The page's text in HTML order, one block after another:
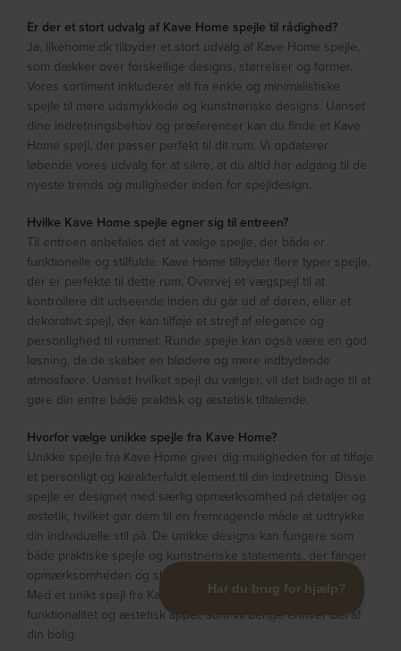
Er der et stort udvalg af Kave Home spejle til rådighed?
Ja, likehome.dk tilbyder et stort udvalg af Kave Home spejle,
som dækker over forskellige designs, størrelser og former.
Vores sortiment inkluderer alt fra enkle og minimalistiske
spejle til mere udsmykkede og kunstneriske designs. Uanset
dine indretningsbehov og præferencer kan du finde et Kave
Home spejl, der passer perfekt til dit rum. Vi opdaterer
løbende vores udvalg for at sikre, at du altid har adgang til de
nyeste trends og muligheder inden for spejldesign.
Hvilke Kave Home spejle egner sig til entreen?
Til entreen anbefales det at vælge spejle, der både er
funktionelle og stilfulde. Kave Home tilbyder flere typer spejle,
der er perfekte til dette rum. Overvej et vægspejl til at
kontrollere dit udseende inden du går ud af døren, eller et
dekorativt spejl, der kan tilføje et strejf af elegance og
personlighed til rummet. Runde spejle kan også være en god
løsning, da de skaber en blødere og mere indbydende
atmosfære. Uanset hvilket spejl du vælger, vil det bidrage til at
gøre din entre både praktisk og æstetisk tiltalende.
Hvorfor vælge unikke spejle fra Kave Home?
Unikke spejle fra Kave Home giver dig muligheden for at tilføje
et personligt og karakterfuldt element til din indretning. Disse
spejle er designet med særlig opmærksomhed på detaljer og
æstetik, hvilket gør dem til en fremragende måde at udtrykke
din individuelle stil på. De unikke designs kan fungere som
både praktiske spejle og kunstneriske statements, der fanger
opmærksomheden og skaber en særlig atmosfære i dit hjem.
Med et unikt spejl fra Kave Home får du en kombination af
funktionalitet og æstetisk appel, som vil berige enhver del af
din bolig.